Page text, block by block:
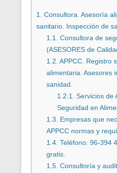
1. Consultora. Asesoría
sanitario. Inspección de
1.1. Consultora de
(ASESORES de
1.2. APPCC. Registro
alimentaria. Asesores
sanidad.
1.2.1. Servicios de
Seguridad en
1.3. Empresas que
APPCC normas y
1.4. Teléfono: 96-394
gratis.
1.5. Consultoría y